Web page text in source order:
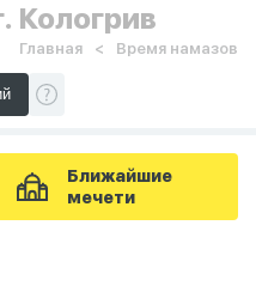
Кологрив
Главная Время намазов
Ближайшие
мечети